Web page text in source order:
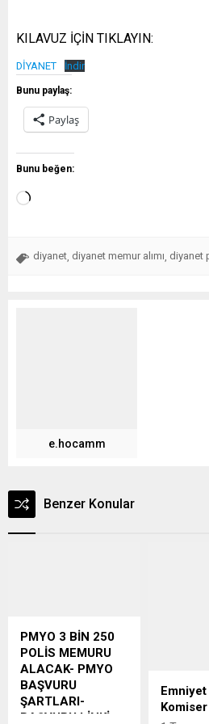
KILAVUZ İÇİN TIKLAYIN:
DİYANET İndir
Bunu paylaş:
Paylaş
Bunu beğen:
diyanet diyanet memur alımı diyanet
e.hocamm
Benzer Konular
PMYO 3 BİN 250
POLİS MEMURU
ALACAK- PMYO
BAŞVURU
ŞARTLARI-
BAŞVURU LİNKİ
Komiser